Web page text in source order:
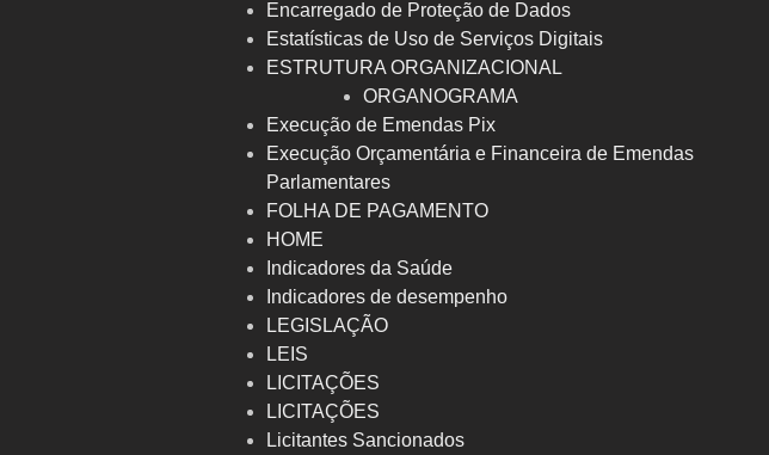
Encarregado de Proteção de Dados
Estatísticas de Uso de Serviços Digitais
ESTRUTURA ORGANIZACIONAL
ORGANOGRAMA
Execução de Emendas Pix
Execução Orçamentária e Financeira de Emendas
Parlamentares
FOLHA DE PAGAMENTO
HOME
Indicadores da Saúde
Indicadores de desempenho
LEGISLAÇÃO
LEIS
LICITAÇÕES
LICITAÇÕES
Licitantes Sancionados